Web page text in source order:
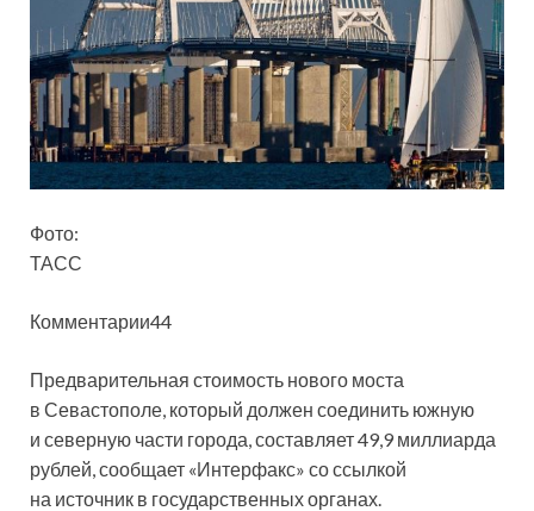
Фото:
ТАСС
Комментарии44
Предварительная стоимость нового моста
в Севастополе, который должен соединить южную
и северную части города, составляет 49,9 миллиарда
рублей, сообщает «Интерфакс» со ссылкой
на источник в государственных органах.